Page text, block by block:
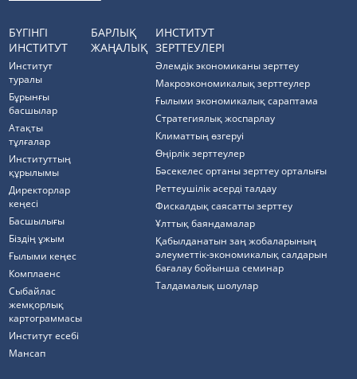
БҮГІНГІ
ИНСТИТУТ
Институт
туралы
Бұрынғы
басшылар
Атақты
тұлғалар
Институттың
құрылымы
Директорлар
кеңесі
Басшылығы
Біздің ұжым
Ғылыми кеңес
Комплаенс
Cыбайлас
жемқорлық
картограммасы
Институт есебі
Мансап
БАРЛЫҚ
ЖАҢАЛЫҚ
ИНСТИТУТ
ЗЕРТТЕУЛЕРІ
Әлемдік экономиканы зерттеу
Макроэкономикалық зерттеулер
Ғылыми экономикалық сараптама
Стратегиялық жоспарлау
Климаттың өзгеруі
Өңірлік зерттеулер
Бәсекелес ортаны зерттеу орталығы
Реттеушілік әсерді талдау
Фискалдық саясатты зерттеу
Ұлттық баяндамалар
Қабылданатын заң жобаларының
әлеуметтік-экономикалық салдарын
бағалау бойынша семинар
Талдамалық шолулар